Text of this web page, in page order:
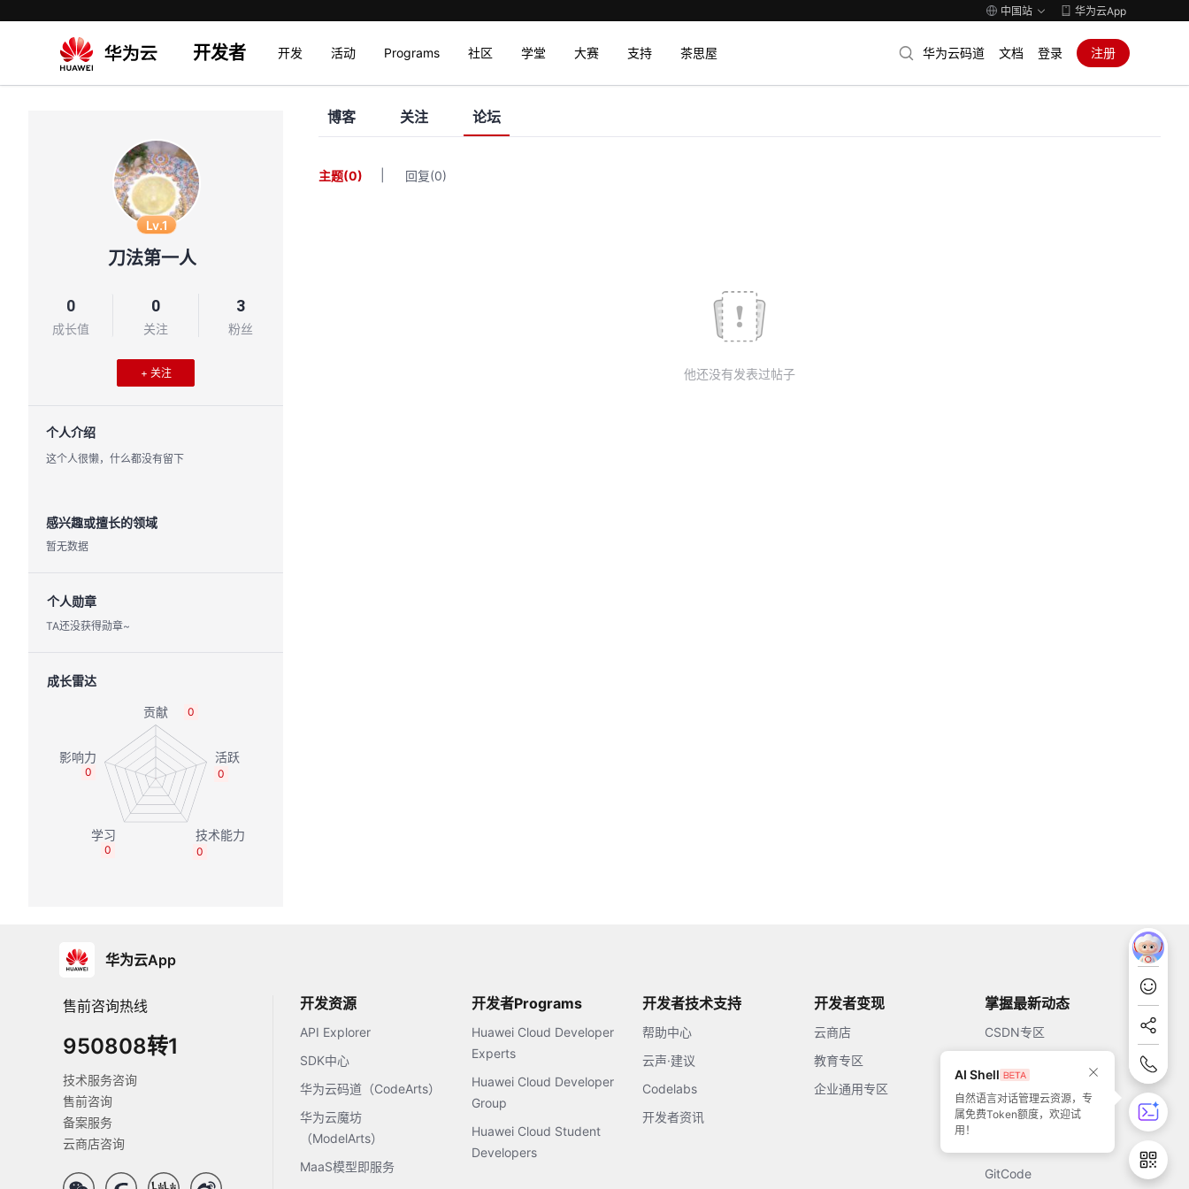
中国站 华为云App
开发者 开发 活动 Programs 社区 学堂 大赛 支持 茶思屋 华为云码道 文档 登录 注册
Lv.1
刀法第一人
0
成长值
0
关注
3
粉丝
+ 关注
个人介绍
这个人很懒，什么都没有留下
感兴趣或擅长的领域
暂无数据
个人勋章
TA还没获得勋章~
成长雷达
0
0
0
0
0
博客 关注 论坛
主题(0) 回复(0)
他还没有发表过帖子
华为云App
售前咨询热线
950808转1
技术服务咨询
售前咨询
备案服务
云商店咨询
开发资源
API Explorer
SDK中心
华为云码道（CodeArts）
华为云魔坊
（ModelArts）
MaaS模型即服务
开发者Programs
Huawei Cloud Developer
Experts
Huawei Cloud Developer
Group
Huawei Cloud Student
Developers
开发者技术支持
帮助中心
云声·建议
Codelabs
开发者资讯
开发者变现
云商店
教育专区
企业通用专区
掌握最新动态
CSDN专区
51CTO
GitCode
AI Shell
自然语言对话管理云资源，专
属免费Token额度，欢迎试
用！